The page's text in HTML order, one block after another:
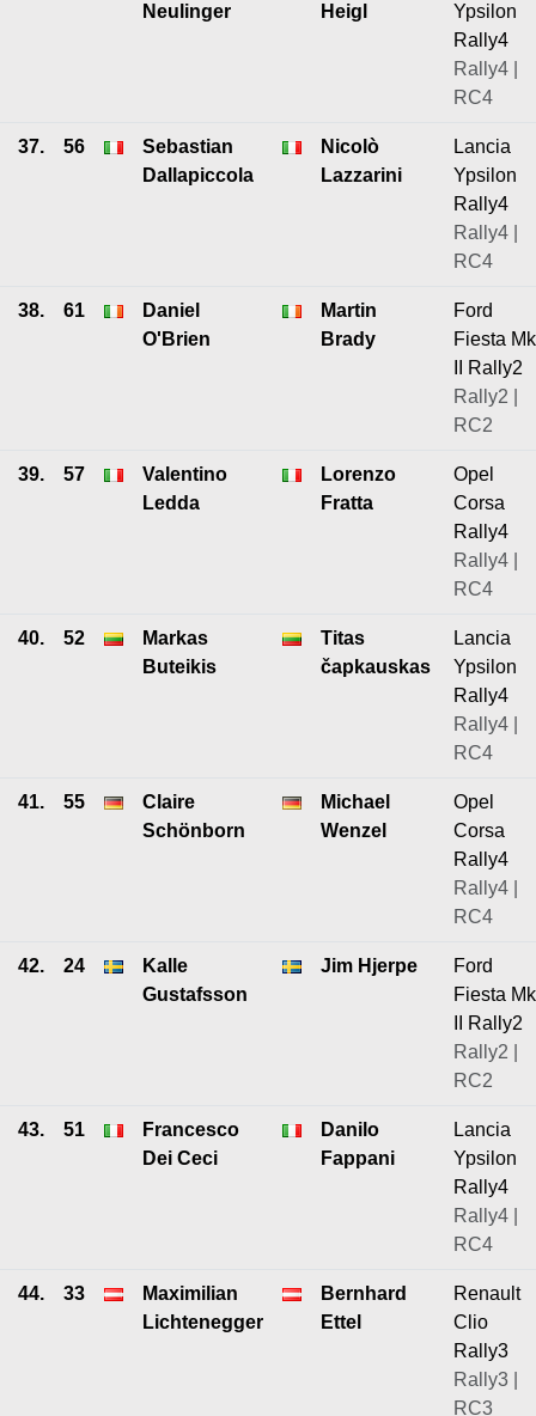
Neulinger
Heigl
Ypsilon
Rally4
Rally4 |
RC4
37. 56
Sebastian
Dallapiccola
Nicolò
Lazzarini
Lancia
Ypsilon
Rally4
Rally4 |
RC4
38. 61
Daniel
O'Brien
Martin
Brady
Ford
Fiesta Mk
II Rally2
Rally2 |
RC2
39. 57
Valentino
Ledda
Lorenzo
Fratta
Opel
Corsa
Rally4
Rally4 |
RC4
40. 52
Markas
Buteikis
Titas
čapkauskas
Lancia
Ypsilon
Rally4
Rally4 |
RC4
41. 55
Claire
Schönborn
Michael
Wenzel
Opel
Corsa
Rally4
Rally4 |
RC4
42. 24
Kalle
Gustafsson
Jim Hjerpe
Ford
Fiesta Mk
II Rally2
Rally2 |
RC2
43. 51
Francesco
Dei Ceci
Danilo
Fappani
Lancia
Ypsilon
Rally4
Rally4 |
RC4
44. 33
Maximilian
Lichtenegger
Bernhard
Ettel
Renault
Clio
Rally3
Rally3 |
RC3